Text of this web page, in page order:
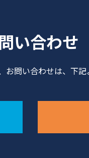
い合わせ
問い合わせは、下記